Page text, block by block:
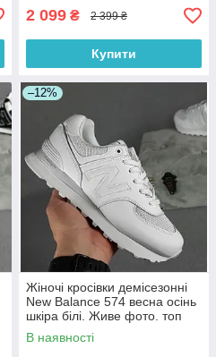
2 099 ₴ 2 399 ₴
Купити
–12%
Жіночі кросівки демісезонні
New Balance 574 весна осінь
шкіра білі. Живе фото. топ
В наявності